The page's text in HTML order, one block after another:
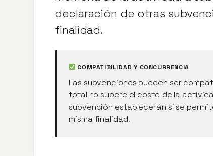
declaración de otras
finalidad.
COMPATIBILIDAD Y CONCURRENCIA
Las subvenciones pueden ser
total no supere el coste de la
subvención establecerán si se
misma finalidad.